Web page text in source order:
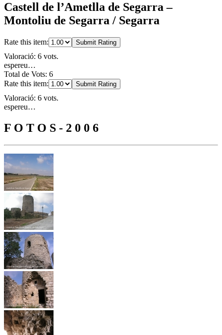
Castell de l’Ametlla de Segarra –
Montoliu de Segarra / Segarra
Rate this item: Submit Rating
Valoració: 6 vots.
espereu…
Total de Vots: 6
Rate this item:
Submit Rating
Valoració: 6 vots.
espereu…
F O T O S - 2 0 0 6